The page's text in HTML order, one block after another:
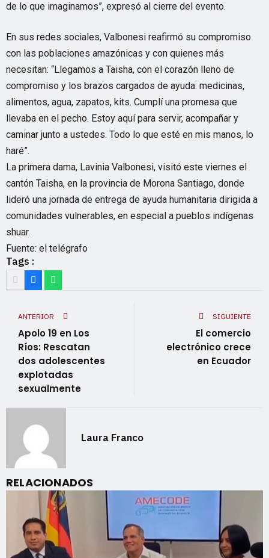
de lo que imaginamos”, expresó al cierre del evento.
En sus redes sociales, Valbonesi reafirmó su compromiso
con las poblaciones amazónicas y con quienes más
necesitan: “Llegamos a Taisha, con el corazón lleno de
compromiso y los brazos cargados de ayuda: medicinas,
alimentos, agua, zapatos, kits. Cumplí una promesa que
llevaba en el pecho. Estoy aquí para servir, acompañar y
caminar junto a ustedes. Todo lo que esté en mis manos, lo
haré”.
La primera dama, Lavinia Valbonesi, visitó este viernes el
cantón Taisha, en la provincia de Morona Santiago, donde
lideró una jornada de entrega de ayuda humanitaria dirigida a
comunidades vulnerables, en especial a pueblos indígenas
shuar.
Fuente: el telégrafo
Tags :
ANTERIOR
Apolo 19 en Los
Ríos: Rescatan
dos adolescentes
explotadas
sexualmente
SIGUIENTE
El comercio
electrónico crece
en Ecuador
Laura Franco
RELACIONADOS